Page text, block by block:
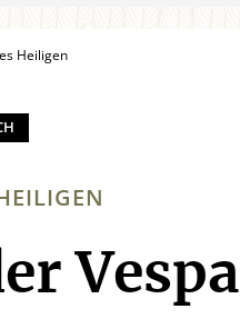
Heiligen
Vespa